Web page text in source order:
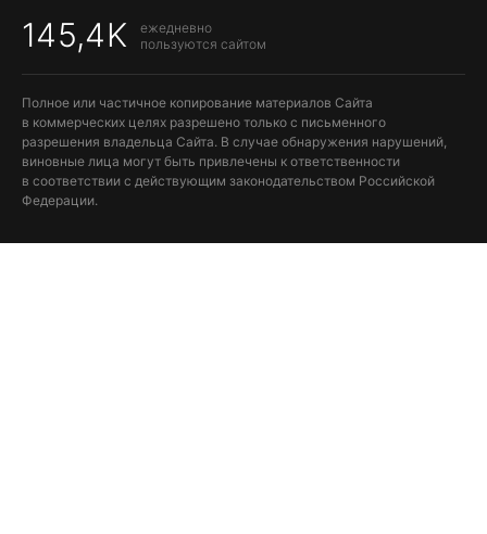
145,4K
ежедневно
пользуются сайтом
Полное или частичное копирование материалов Сайта
в коммерческих целях разрешено только с письменного
разрешения владельца Сайта. В случае обнаружения нарушений,
виновные лица могут быть привлечены к ответственности
в соответствии с действующим законодательством Российской
Федерации.